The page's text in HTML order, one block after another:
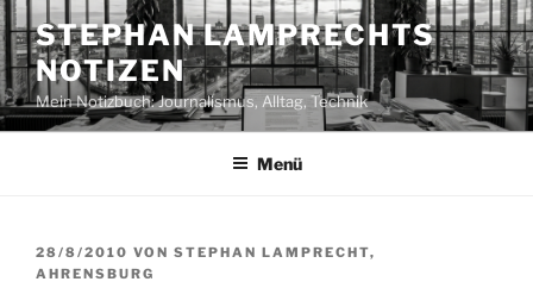
Zum
Inhalt
springen
STEPHAN LAMPRECHTS
NOTIZEN
Mein Notizbuch: Journalismus, Alltag, Technik
Menü
VERÖFFENTLICHT
AM
28/8/2010 VON STEPHAN LAMPRECHT,
AHRENSBURG